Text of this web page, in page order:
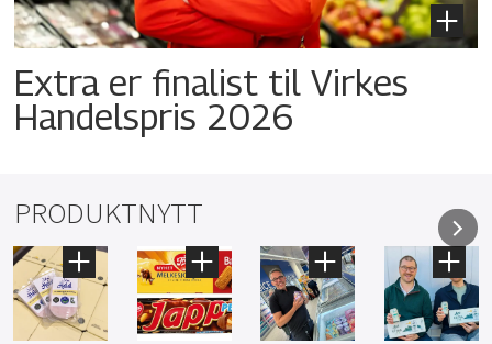
Extra er finalist til Virkes
Handelspris 2026
PRODUKTNYTT